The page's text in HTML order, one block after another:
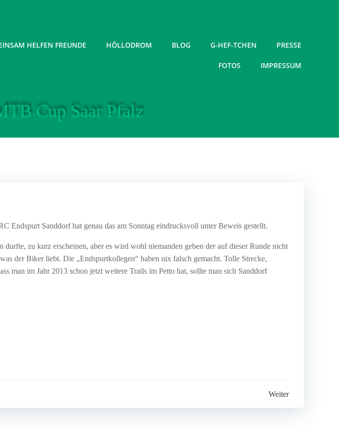
HELFEN FREUNDE HÖLLODROM BLOG G-HEF-TCHEN PRESSE
FOTOS IMPRESSUM
Cup Saar Pfalz
Endspurt Sanddorf hat genau das am Sonntag eindrucksvoll unter Beweis gestellt.
zu kurz erscheinen, aber es wird wohl niemanden geben der auf dieser Runde nicht
der Biker liebt. Die „Endspurtkollegen“ haben nix falsch gemacht. Tolle Strecke,
man im Jahr 2013 schon jetzt weitere Trails im Petto hat, sollte man sich Sanddorf
Weiter